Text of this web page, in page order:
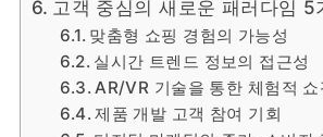
고객 중심의 새로운 패러다임 5
맞춤형 쇼핑 경험의 가능성
실시간 트렌드 정보의 접근성
AR/VR 기술을 통한 체험적 쇼
제품 개발 고객 참여 기회